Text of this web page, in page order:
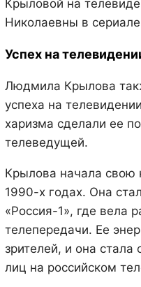
Крыловой на
Николаевны в
Успех на
Людмила Крылова
успеха на
харизма сделали ее
телеведущей.
Крылова начала свою
1990-х годах. Она
«Россия-1», где вела
телепередачи. Ее
зрителей, и она
лиц на российском